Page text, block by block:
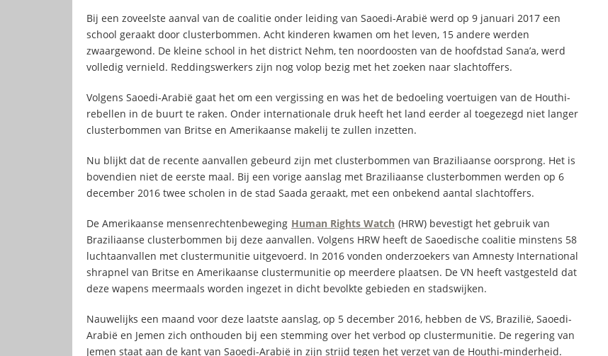
Bij een zoveelste aanval van de coalitie onder leiding van Saoedi-Arabië werd op 9 januari 2017 een
school geraakt door clusterbommen. Acht kinderen kwamen om het leven, 15 andere werden
zwaargewond. De kleine school in het district Nehm, ten noordoosten van de hoofdstad Sana’a, werd
volledig vernield. Reddingswerkers zijn nog volop bezig met het zoeken naar slachtoffers.
Volgens Saoedi-Arabië gaat het om een vergissing en was het de bedoeling voertuigen van de Houthi-
rebellen in de buurt te raken. Onder internationale druk heeft het land eerder al toegezegd niet langer
clusterbommen van Britse en Amerikaanse makelij te zullen inzetten.
Nu blijkt dat de recente aanvallen gebeurd zijn met clusterbommen van Braziliaanse oorsprong. Het is
bovendien niet de eerste maal. Bij een vorige aanslag met Braziliaanse clusterbommen werden op 6
december 2016 twee scholen in de stad Saada geraakt, met een onbekend aantal slachtoffers.
De Amerikaanse mensenrechtenbeweging Human Rights Watch (HRW) bevestigt het gebruik van
Braziliaanse clusterbommen bij deze aanvallen. Volgens HRW heeft de Saoedische coalitie minstens 58
luchtaanvallen met clustermunitie uitgevoerd. In 2016 vonden onderzoekers van Amnesty International
shrapnel van Britse en Amerikaanse clustermunitie op meerdere plaatsen. De VN heeft vastgesteld dat
deze wapens meermaals worden ingezet in dicht bevolkte gebieden en stadswijken.
Nauwelijks een maand voor deze laatste aanslag, op 5 december 2016, hebben de VS, Brazilië, Saoedi-
Arabië en Jemen zich onthouden bij een stemming over het verbod op clustermunitie. De regering van
Jemen staat aan de kant van Saoedi-Arabië in zijn strijd tegen het verzet van de Houthi-minderheid.